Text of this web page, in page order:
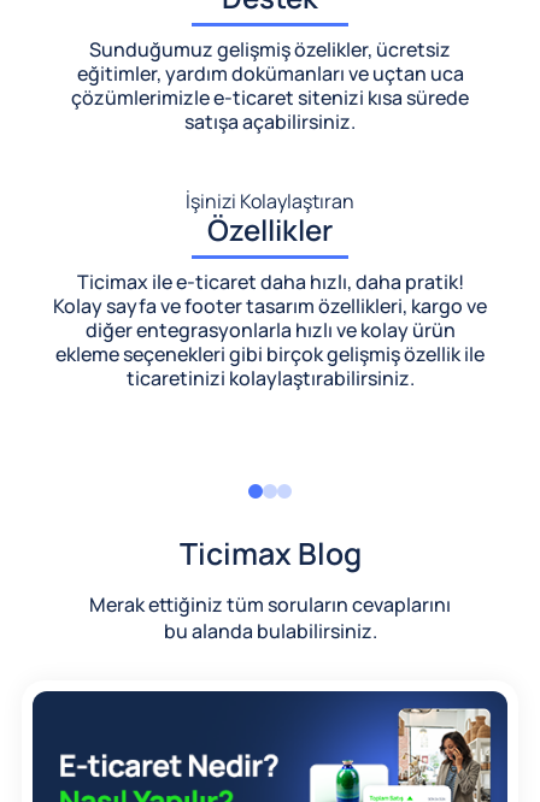
Sunduğumuz gelişmiş özelikler, ücretsiz
eğitimler, yardım dokümanları ve uçtan uca
çözümlerimizlee-ticaret sitenizi kısa sürede
satışa açabilirsiniz.
İşinizi Kolaylaştıran
Özellikler
Ticimax ile e-ticaret daha hızlı, daha pratik!
Kolay sayfa ve footer tasarım özellikleri, kargo ve
diğer entegrasyonlarla hızlı ve kolay ürün
ekleme seçenekleri gibi birçok gelişmiş özellik ile
ticaretinizi kolaylaştırabilirsiniz.
Ticimax Blog
Merak ettiğiniz tüm soruların cevaplarını
bu alanda bulabilirsiniz.